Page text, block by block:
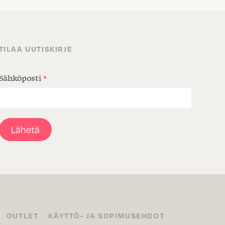
UUTISKIRJE
*
Lähetä
OUTLET KÄYTTÖ- JA SOPIMUSEHDOT